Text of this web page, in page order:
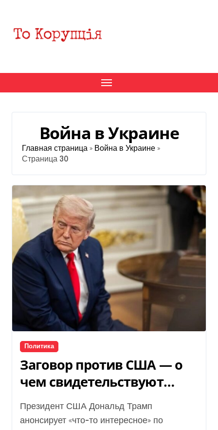
содержанию
Война в Украине
Главная страница » Война в Украине »
Страница 30
Политика
Заговор против США — о
чем свидетельствуют
заявления Дональда
Трампа
Президент США Дональд Трамп
анонсирует «что-то интересное» по